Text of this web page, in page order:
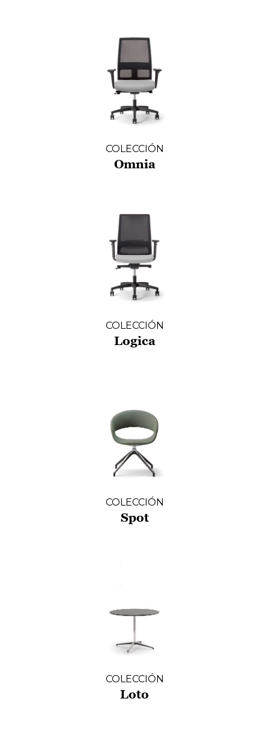
COLECCIÓN
Omnia
COLECCIÓN
Logica
COLECCIÓN
Spot
COLECCIÓN
Loto